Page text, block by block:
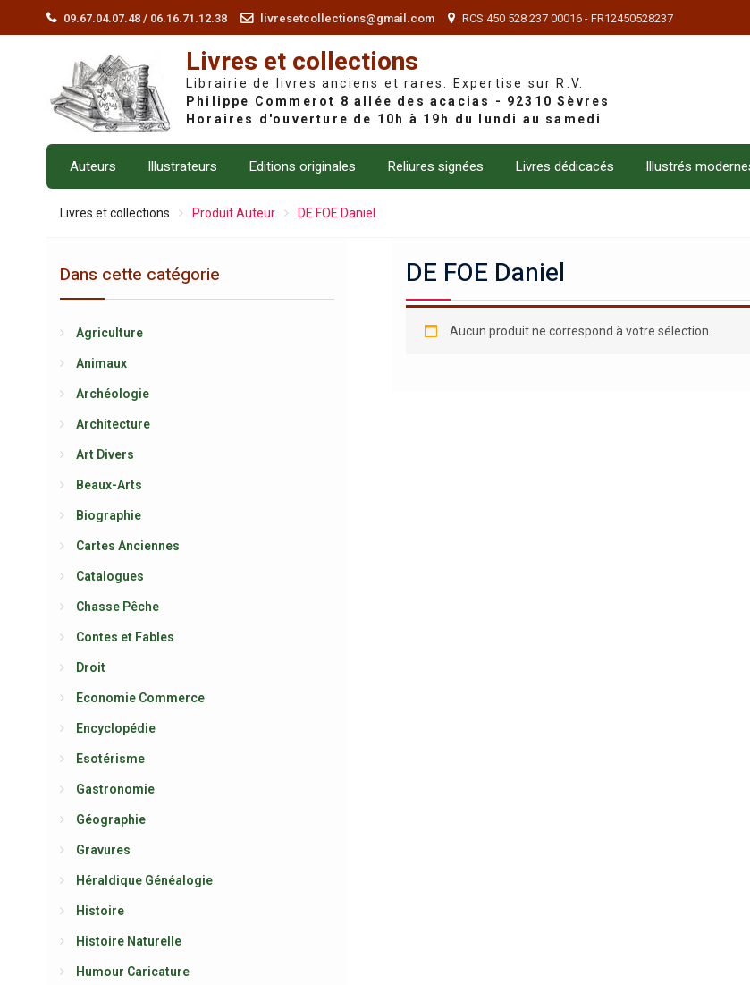
09.67.04.07.48 / 06.16.71.12.38 livresetcollections@gmail.com RCS 450 528 237 00016 - FR12450528237
Livres et collections
Librairie de livres anciens et rares. Expertise sur R.V.
Auteurs Illustrateurs Editions originales Reliures signées Livres dédicacés Illustrés
Livres et collections Produit Auteur DE FOE Daniel
DE FOE Daniel
Aucun produit ne correspond à votre sélection.
Dans cette catégorie
Agriculture
Animaux
Archéologie
Architecture
Art Divers
Beaux-Arts
Biographie
Cartes Anciennes
Catalogues
Chasse Pêche
Contes et Fables
Droit
Economie Commerce
Encyclopédie
Esotérisme
Gastronomie
Géographie
Gravures
Héraldique Généalogie
Histoire
Histoire Naturelle
Humour Caricature